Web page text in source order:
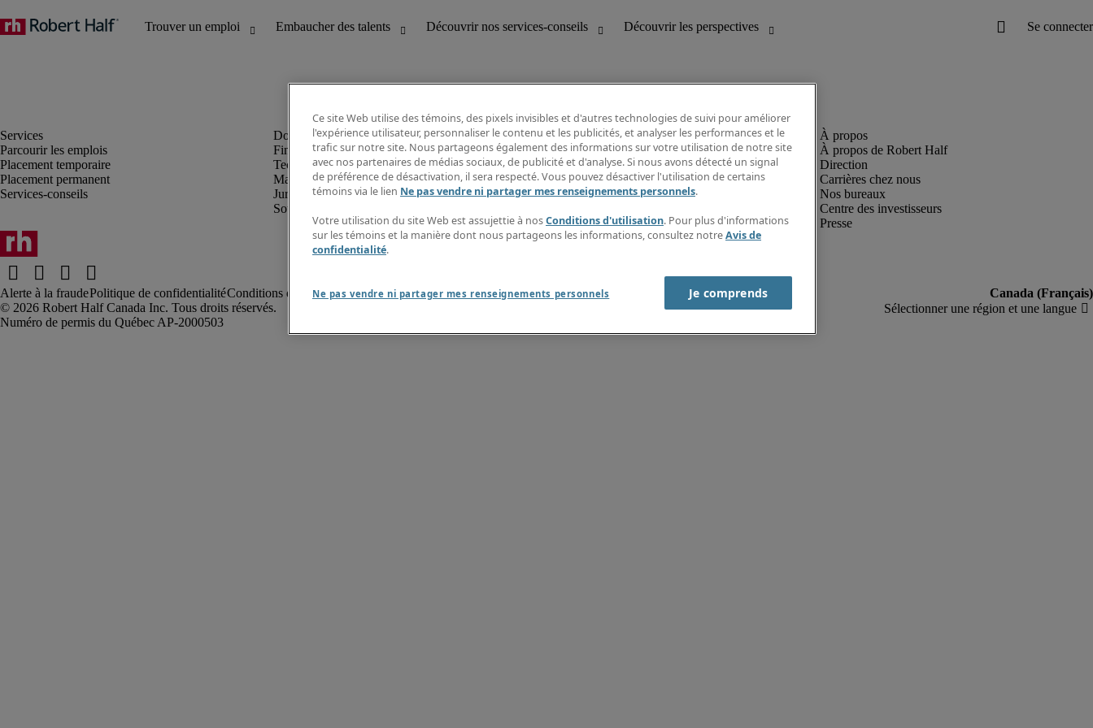
Parcourir les emplois
Placement temporaire
Placement permanent
Services-conseils
Finance et comptabilité
Technologie
Marketing et création
Juridique
Soutien administratif et à la clientèle
Découvrir les perspectives
Répertoire d’emplois
Guide salarial
Rapports de temps
Contactez-nous
À propos de Robert Half
Direction
Carrières chez nous
Nos bureaux
Centre des investisseurs
Presse
Alerte à la fraudePolitique de confidentialitéConditions d’utilisation Rapport sur l'esclavage moderne
Robert Half Canada Inc. Tous droits réservés.
Ce site Web utilise des témoins, des pixels invisibles et d'autres technologies de suivi pour améliorer
l'expérience utilisateur, personnaliser le contenu et les publicités, et analyser les performances et le
trafic sur notre site. Nous partageons également des informations sur votre utilisation de notre site
avec nos partenaires de médias sociaux, de publicité et d'analyse. Si nous avons détecté un signal
de préférence de désactivation, il sera respecté. Vous pouvez désactiver l'utilisation de certains
témoins via le lien Ne pas vendre ni partager mes renseignements personnels.
Votre utilisation du site Web est assujettie à nosConditions d'utilisation. Pour plus d'informations
sur les témoins et la manière dont nous partageons les informations, consultez notreAvis de
confidentialité.
Ne pas vendre ni partager mes renseignements personnels Je comprends